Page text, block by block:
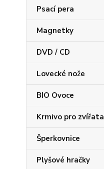
Psací pera
Magnetky
DVD / CD
Lovecké nože
BIO Ovoce
Krmivo pro zvířata
Šperkovnice
Plyšové hračky